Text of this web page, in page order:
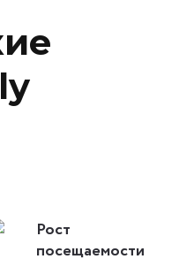
Рост
посещаемости